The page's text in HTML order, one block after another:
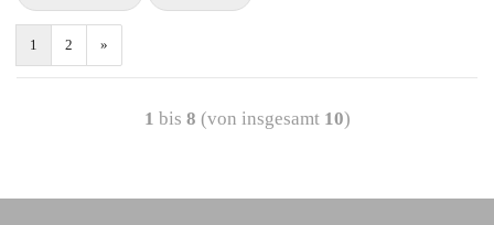
1 2 »
1 bis 8 (von insgesamt 10)